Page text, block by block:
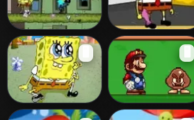
Spongebob
Whatpants
Spongebob M
Mask